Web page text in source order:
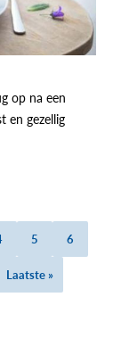
op na een
en gezellig
Page
5 Page
6
Laatste
Laatste »